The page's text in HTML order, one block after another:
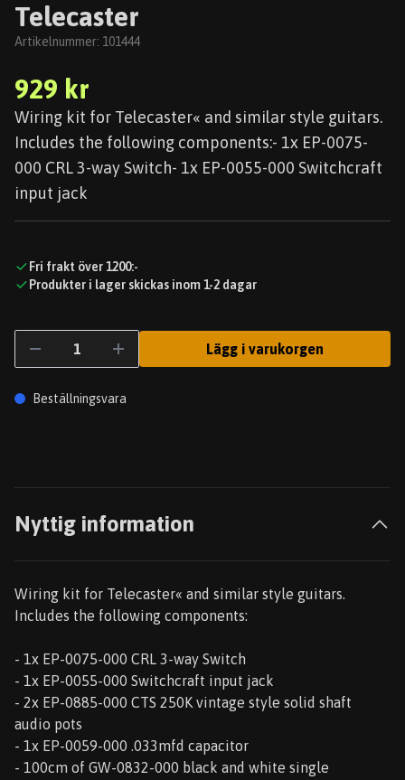
Telecaster
Artikelnummer: 101444
929 kr
Wiring kit for Telecaster« and similar style guitars.
Includes the following components:- 1x EP-0075-
000 CRL 3-way Switch- 1x EP-0055-000 Switchcraft
input jack
Fri frakt över 1200:-
Produkter i lager skickas inom 1-2 dagar
Lägg i varukorgen
Beställningsvara
Nyttig information
Wiring kit for Telecaster« and similar style guitars.
Includes the following components:
- 1x EP-0075-000 CRL 3-way Switch
- 1x EP-0055-000 Switchcraft input jack
- 2x EP-0885-000 CTS 250K vintage style solid shaft
audio pots
- 1x EP-0059-000 .033mfd capacitor
- 100cm of GW-0832-000 black and white single